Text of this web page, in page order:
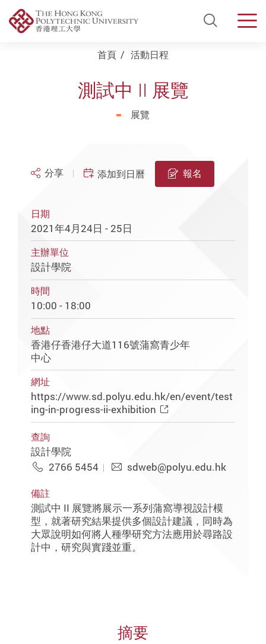
Open
首頁 活動日程
測試中 II 展覽
展覽
分享 添加到日曆 報名
日期
2021年4月24日 - 25日
主辦單位
設計學院
時間
10:00 - 18:00
地點
香港仔香港仔大道116號蒲窩青少年
中心
網址
https://www.sd.polyu.edu.hk/en/event/test
ing-in-progress-ii-exhibition
查詢
設計學院
2766 5454
sdweb@polyu.edu.hk
備註
測試中 II 展覽將展示一系列蒲窩導視設計模
型，就著研究結果提供多個設計建議，同時為
大眾說明如何將人種學研究方法應用於尋路設
計中，研究與實踐並重。
摘要